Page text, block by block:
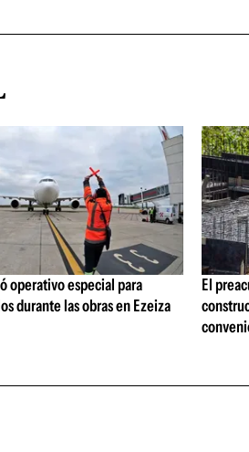
operativo especial para
durante las obras en Ezeiza
El